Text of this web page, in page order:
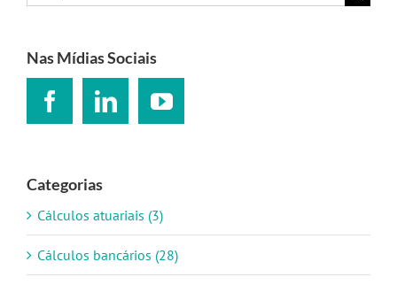
resultados
Nas Mídias Sociais
Categorias
Cálculos atuariais (3)
Cálculos bancários (28)